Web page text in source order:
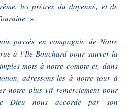
les prêtres du doyenné, et de
»
passés en compagnie de Notre
à l’Ile-Bouchard pour sauver la
mots à notre compte et, dans
adressons-les à notre tour à
notre plus vif remerciement pour
Dieu nous accorde par son